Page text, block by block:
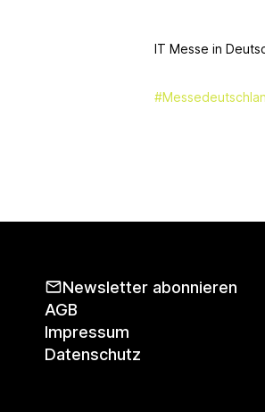
IT Messe in
Newsletter abonnieren
AGB
Impressum
Datenschutz